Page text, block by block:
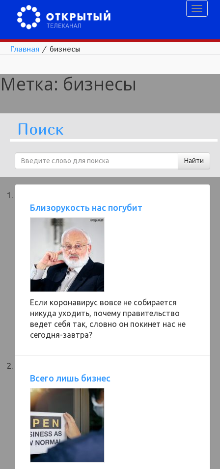
Главная / бизнесы
Метка: бизнесы
Поиск
Близорукость нас погубит
Если коронавирус вовсе не собирается
никуда уходить, почему правительство
ведет себя так, словно он покинет нас не
сегодня-завтра?
Всего лишь бизнес